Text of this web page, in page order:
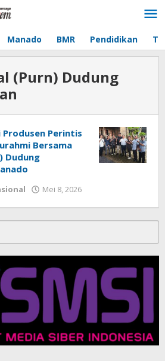
Manado BMR Pendidikan
(Purn) Dudung
Produsen Perintis
Bersama
Dudung
Mei 8, 2026